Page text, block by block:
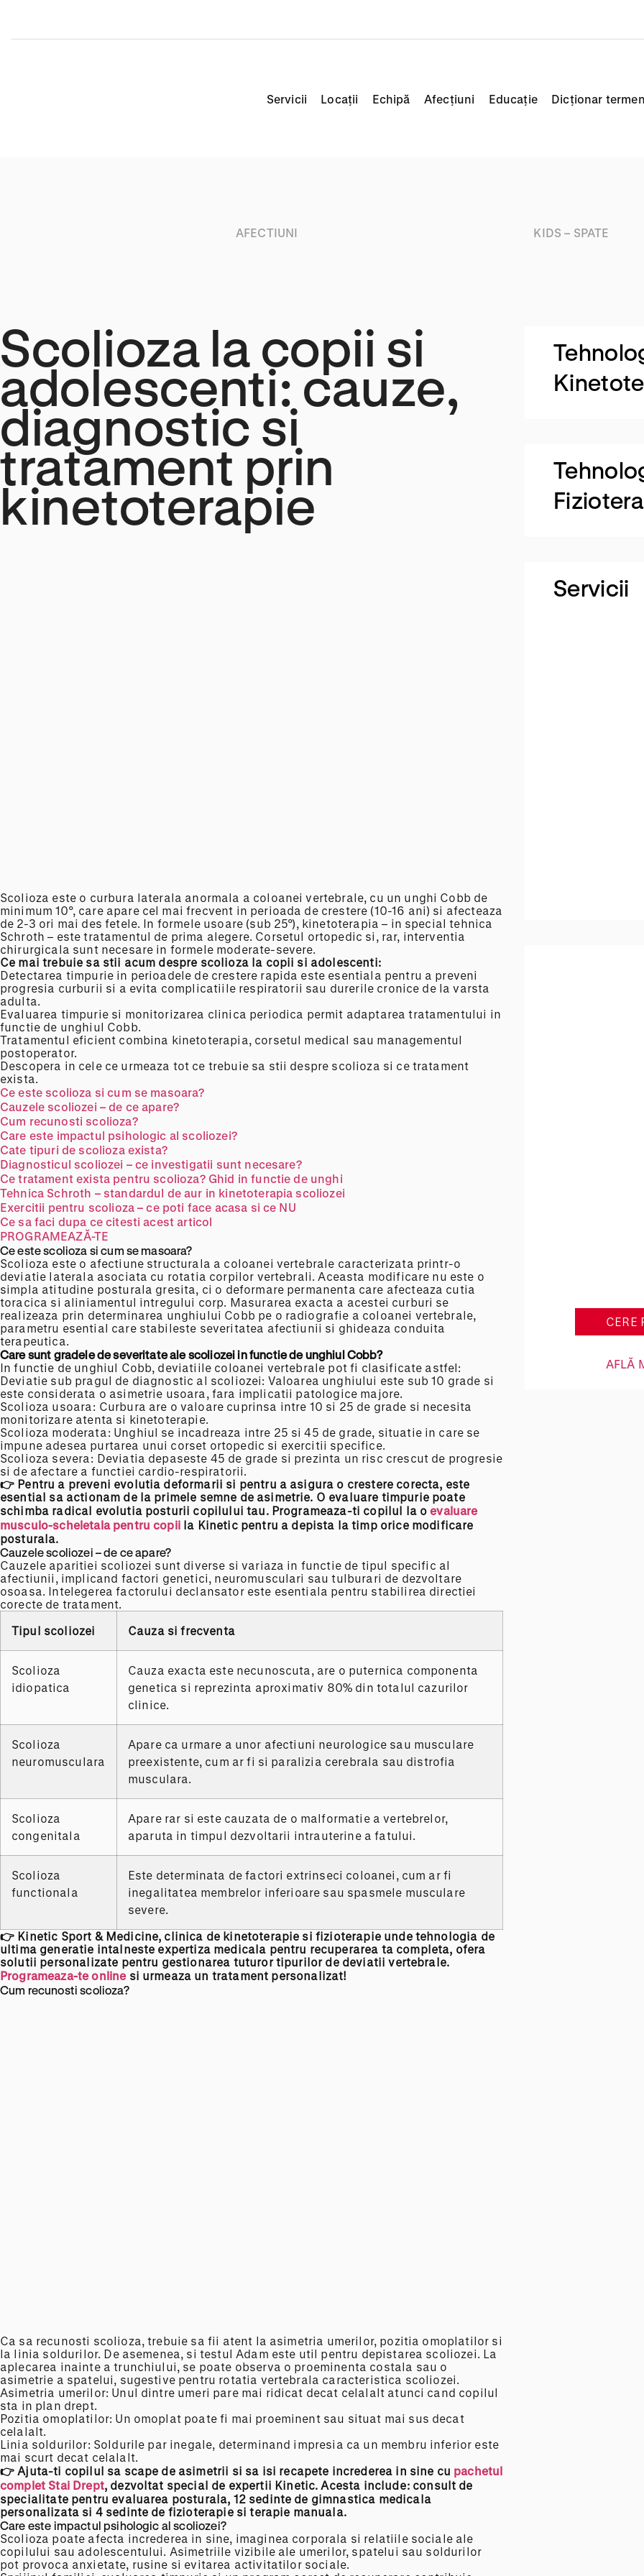
Servicii Locații Echipă Afecțiuni Educație Dicționar
AFECTIUNI KIDS – SPATE
Scolioza la copii si
adolescenti: cauze,
diagnostic si
tratament prin
kinetoterapie
Scolioza este o curbura laterala anormala a coloanei vertebrale, cu un unghi Cobb de
minimum 10°, care apare cel mai frecvent in perioada de crestere (10-16 ani) si afecteaza
de 2-3 ori mai des fetele. In formele usoare (sub 25°), kinetoterapia – in special tehnica
Schroth – este tratamentul de prima alegere. Corsetul ortopedic si, rar, interventia
chirurgicala sunt necesare in formele moderate-severe.
Ce mai trebuie sa stii acum despre scolioza la copii si adolescenti:
Detectarea timpurie in perioadele de crestere rapida este esentiala pentru a preveni
progresia curburii si a evita complicatiile respiratorii sau durerile cronice de la varsta
adulta.
Evaluarea timpurie si monitorizarea clinica periodica permit adaptarea tratamentului in
functie de unghiul Cobb.
Tratamentul eficient combina kinetoterapia, corsetul medical sau managementul
postoperator.
Descopera in cele ce urmeaza tot ce trebuie sa stii despre scolioza si ce tratament
exista.
Ce este scolioza si cum se masoara?
Cauzele scoliozei – de ce apare?
Cum recunosti scolioza?
Care este impactul psihologic al scoliozei?
Cate tipuri de scolioza exista?
Diagnosticul scoliozei – ce investigatii sunt necesare?
Ce tratament exista pentru scolioza? Ghid in functie de unghi
Tehnica Schroth – standardul de aur in kinetoterapia scoliozei
Exercitii pentru scolioza – ce poti face acasa si ce NU
Ce sa faci dupa ce citesti acest articol
PROGRAMEAZĂ-TE
Ce este scolioza si cum se masoara?
Scolioza este o afectiune structurala a coloanei vertebrale caracterizata printr-o
deviatie laterala asociata cu rotatia corpilor vertebrali. Aceasta modificare nu este o
simpla atitudine posturala gresita, ci o deformare permanenta care afecteaza cutia
toracica si aliniamentul intregului corp. Masurarea exacta a acestei curburi se
realizeaza prin determinarea unghiului Cobb pe o radiografie a coloanei vertebrale,
parametru esential care stabileste severitatea afectiunii si ghideaza conduita
terapeutica.
Care sunt gradele de severitate ale scoliozeiinfunctiede unghiul Cobb?
In functie de unghiul Cobb, deviatiile coloanei vertebrale pot fi clasificate astfel:
Deviatie sub pragul de diagnostic al scoliozei: Valoarea unghiului este sub 10 grade si
este considerata o asimetrie usoara, fara implicatii patologice majore.
Scolioza usoara: Curbura are o valoare cuprinsa intre 10 si 25 de grade si necesita
monitorizare atenta si kinetoterapie.
Scolioza moderata: Unghiul se incadreaza intre 25 si 45 de grade, situatie in care se
impune adesea purtarea unui corset ortopedic si exercitii specifice.
Scolioza severa: Deviatia depaseste 45 de grade si prezinta un risc crescut de progresie
si de afectare a functiei cardio-respiratorii.
👉 Pentru a preveni evolutia deformarii si pentru a asigura o crestere corecta, este
esential sa actionam de la primele semne de asimetrie. O evaluare timpurie poate
schimba radical evolutia posturii copilului tau. Programeaza-ti copilul la oevaluare
musculo-scheletalapentru copiila Kinetic pentru a depista la timp orice modificare
posturala.
Cauzele scoliozei – de ce apare?
Cauzele aparitiei scoliozei sunt diverse si variaza in functie de tipul specific al
afectiunii, implicand factori genetici, neuromusculari sau tulburari de dezvoltare
osoasa. Intelegerea factorului declansator este esentiala pentru stabilirea directiei
corecte de tratament.
Tipul scoliozei
Cauza si frecventa
Scolioza
idiopatica
Cauza exacta este necunoscuta, are o puternica componenta
genetica si reprezinta aproximativ 80% din totalul cazurilor
clinice.
Scolioza
neuromusculara
Apare ca urmare a unor afectiuni neurologice sau musculare
preexistente, cum ar fi si paralizia cerebrala sau distrofia
musculara.
Scolioza
congenitala
Apare rar si este cauzata de o malformatie a vertebrelor,
aparuta in timpul dezvoltarii intrauterine a fatului.
Scolioza
functionala
Este determinata de factori extrinseci coloanei, cum ar fi
inegalitatea membrelor inferioare sau spasmele musculare
severe.
👉 Kinetic Sport & Medicine, clinica de kinetoterapie si fizioterapie unde tehnologia de
ultima generatie intalneste expertiza medicala pentru recuperarea ta completa, ofera
solutii personalizate pentru gestionarea tuturor tipurilor de deviatii vertebrale.
Programeaza-te onlinesi urmeaza un tratament personalizat!
Cum recunosti scolioza?
Ca sa recunosti scolioza, trebuie sa fii atent la asimetria umerilor, pozitia omoplatilor si
la linia soldurilor. De asemenea, si testul Adam este util pentru depistarea scoliozei. La
aplecarea inainte a trunchiului, se poate observa o proeminenta costala sau o
asimetrie a spatelui, sugestive pentru rotatia vertebrala caracteristica scoliozei.
Asimetria umerilor: Unul dintre umeri pare mai ridicat decat celalalt atunci cand copilul
sta in plan drept.
Pozitia omoplatilor: Un omoplat poate fi mai proeminent sau situat mai sus decat
celalalt.
Linia soldurilor: Soldurile par inegale, determinand impresia ca un membru inferior este
mai scurt decat celalalt.
👉 Ajuta-ti copilul sa scape de asimetrii si sa isi recapete increderea in sine cu pachetul
complet Stai Drept, dezvoltat special de expertii Kinetic. Acesta include: consult de
specialitate pentru evaluarea posturala, 12 sedinte de gimnastica medicala
personalizata si 4 sedinte de fizioterapie si terapie manuala.
Care este impactul psihologic al scoliozei?
Scolioza poate afecta increderea in sine, imaginea corporala si relatiile sociale ale
copilului sau adolescentului. Asimetriile vizibile ale umerilor, spatelui sau soldurilor
pot provoca anxietate, rusine si evitarea activitatilor sociale.
Servicii
CERE
AFLĂ